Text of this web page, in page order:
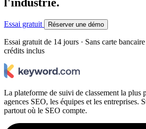
Essai gratuit Réserver une démo
Essai gratuit de 14 jours · Sans carte
crédits inclus
La plateforme de suivi de classement la plus
agences SEO, les équipes et les entreprises.
partout où le SEO compte.